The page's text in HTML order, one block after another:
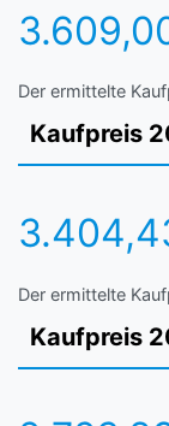
Der ermittelte
Kaufpreis
Der ermittelte
Kaufpreis